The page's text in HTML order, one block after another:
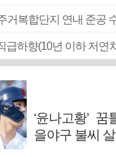
거복합단지 연내 준공
‘윤나고황’
을야구 불씨